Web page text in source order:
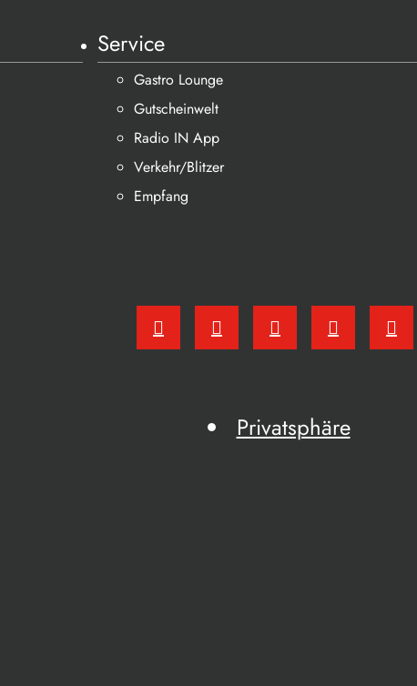
Service
Gastro Lounge
Gutscheinwelt
Radio IN App
Verkehr/Blitzer
Empfang
Privatsphäre